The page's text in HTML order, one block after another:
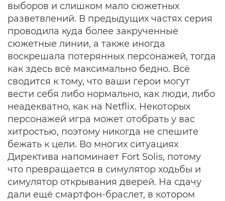
выборов и слишком мало сюжетных
разветвлений. В предыдущих частях серия
проводила куда более закрученные
сюжетные линии, а также иногда
воскрешала потерянных персонажей, тогда
как здесь всё максимально бедно. Всё
сводится к тому, что ваши герои могут
вести себя либо нормально, как люди, либо
неадекватно, как на Netflix. Некоторых
персонажей игра может отобрать у вас
хитростью, поэтому никогда не спешите
бежать к цели. Во многих ситуациях
Директива напоминает Fort Solis, потому
что превращается в симулятор ходьбы и
симулятор открывания дверей. На сдачу
дали ещё смартфон-браслет, в котором